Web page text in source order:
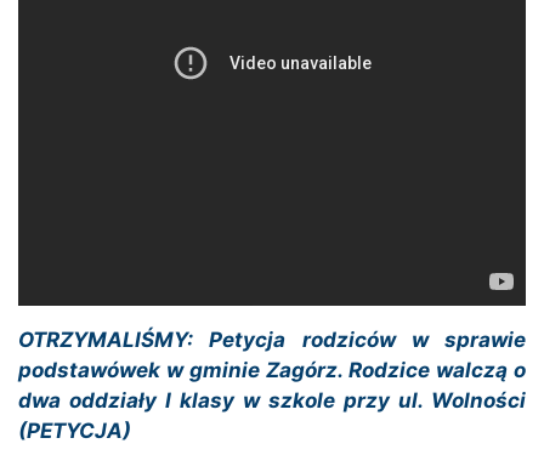
OTRZYMALIŚMY: Petycja rodziców w sprawie
podstawówek w gminie Zagórz. Rodzice walczą o
dwa oddziały I klasy w szkole przy ul. Wolności
(PETYCJA)